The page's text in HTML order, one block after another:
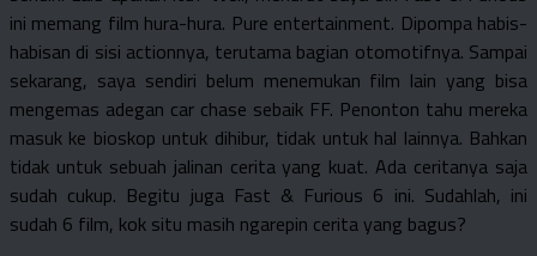
ini memang film hura-hura. Pure entertainment. Dipompa habis-
habisan di sisi actionnya, terutama bagian otomotifnya. Sampai
sekarang, saya sendiri belum menemukan film lain yang bisa
mengemas adegan car chase sebaik FF. Penonton tahu mereka
masuk ke bioskop untuk dihibur, tidak untuk hal lainnya. Bahkan
tidak untuk sebuah jalinan cerita yang kuat. Ada ceritanya saja
sudah cukup. Begitu juga Fast & Furious 6 ini. Sudahlah, ini
sudah 6 film, kok situ masih ngarepin cerita yang bagus?